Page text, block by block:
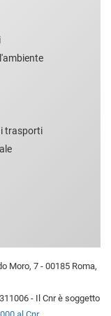
i trasporti
Moro, 7 - 00185 Roma,
- Il Cnr è soggetto